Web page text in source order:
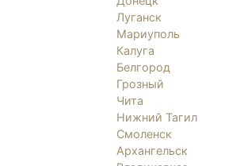
Луганск
Мариуполь
Калуга
Белгород
Грозный
Чита
Нижний Тагил
Смоленск
Архангельск